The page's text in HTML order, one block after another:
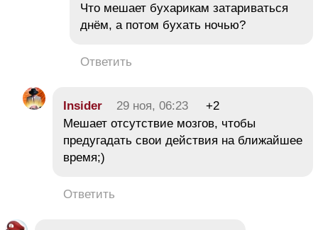
Что мешает бухарикам затариваться
днём, а потом бухать ночью?
Ответить
Insider 29 ноя, 06:23
+2
Мешает отсутствие мозгов, чтобы
предугадать свои действия на ближайшее
время;)
Ответить